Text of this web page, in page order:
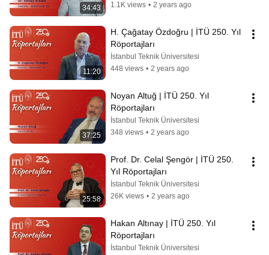
34:43
1.1K views • 2 years ago
11:20
H. Çağatay Özdoğru | İTÜ 250. Yıl
Röportajları
İstanbul Teknik Üniversitesi
448 views • 2 years ago
37:25
Noyan Altuğ | İTÜ 250. Yıl
Röportajları
İstanbul Teknik Üniversitesi
348 views • 2 years ago
25:58
Prof. Dr. Celal Şengör | İTÜ 250.
Yıl Röportajları
İstanbul Teknik Üniversitesi
26K views • 2 years ago
Hakan Altınay | İTÜ 250. Yıl
Röportajları
İstanbul Teknik Üniversitesi